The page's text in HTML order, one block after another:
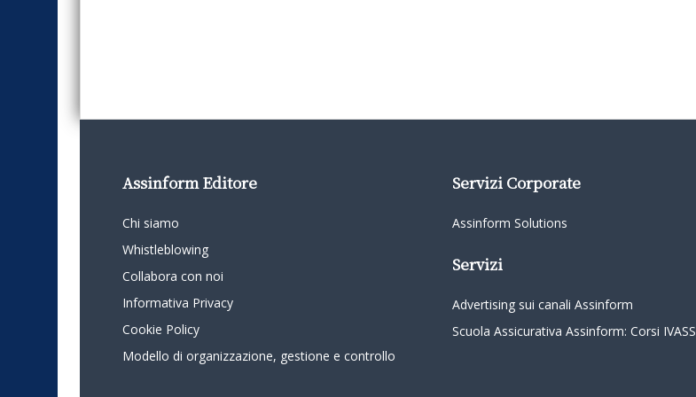
Assinform Editore
Chi siamo
Whistleblowing
Collabora con noi
Informativa Privacy
Cookie Policy
Modello di organizzazione, gestione e controllo
Servizi Corporate
Assinform Solutions
Servizi
Advertising sui canali Assinform
Scuola Assicurativa Assinform: Corsi IVASS